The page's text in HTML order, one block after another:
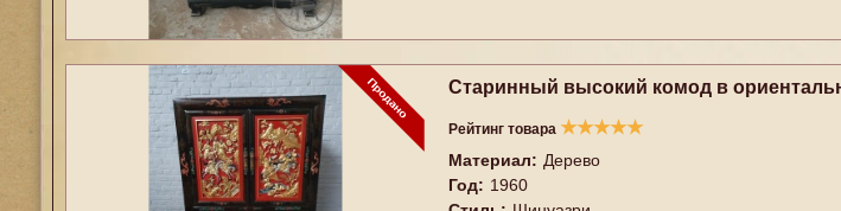
Старинный высокий комод в
Рейтинг товара ★★★★★
Материал: Дерево
Год: 1960